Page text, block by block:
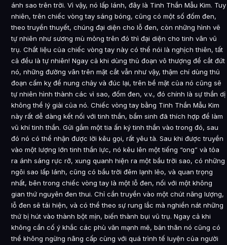
ánh sao trên trời. Vì vậy, nó lấp lánh, đây là Tinh Thần Mẫu Kim. Tuy
nhiên, trên chiếc vòng tay sáng bóng, cũng có một số đốm đen,
theo truyền thuyết, chúng đại diện cho lỗ đen, còn những hình vẽ
tự nhiên như sương mù mỏng trên đó thì đại diện cho tinh vân vũ
trụ. Chất liệu của chiếc vòng tay này có thể nói là nghịch thiên, tất
cả đều là tự nhiên! Ngay cả khi dùng thủ đoạn vô thượng để cắt đứt
nó, những đường vân trên mặt cắt vẫn như vậy, thậm chí dùng thủ
đoạn cấm kỵ để nung chảy và đúc lại, trên bề mặt của nó cũng sẽ
tự nhiên hình thành các vì sao, đốm đen, v.v., đó chính là sự thần dị
không thể lý giải của nó. Chiếc vòng tay bằng Tinh Thần Mẫu Kim
này rất dễ dàng kết nối với tinh thần, bẩm sinh đã thích hợp để làm
vũ khí tinh thần. Gửi gắm một tia ấn ký tinh thần vào trong đó, sau
đó nó có thể nhận được lời kêu gọi, rất yêu tà. Sau khi được truyền
vào một lượng lớn tinh thần lực, nó kêu lên một tiếng “ong” và tỏa
ra ánh sáng rực rỡ, xung quanh hiện ra một bầu trời sao, có những
ngôi sao lấp lánh, cũng có bầu trời đêm lạnh lẽo, và quan trọng
nhất, bên trong chiếc vòng tay là một lỗ đen, nối với một không
gian thứ nguyên đen thui. Chỉ cần truyền vào một chút năng lượng,
lỗ đen sẽ tái hiện, và có thể theo sự rung lắc mà nghiền nát những
thứ bị hút vào thành bột mịn, biến thành bụi vũ trụ. Ngay cả khi
không cần cố ý khắc các phù văn mạnh mẽ, bản thân nó cũng có
thể không ngừng nâng cấp cùng với quá trình tế luyện của người